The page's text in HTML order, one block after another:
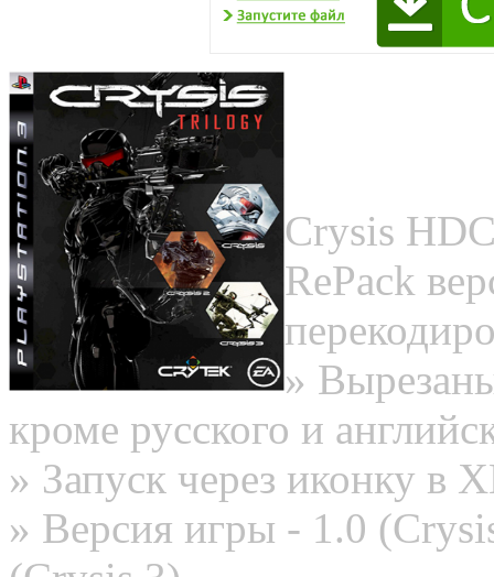
Crysis
RePack
»
кроме русского и
» Запуск через иконку в
» Версия игры - 1.0